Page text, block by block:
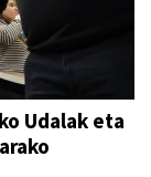
Udalak eta